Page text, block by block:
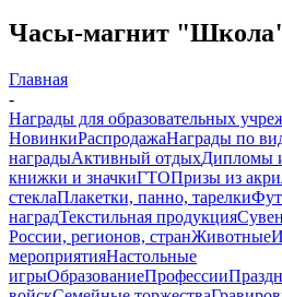
Часы-магнит "Школа"
Главная
-
Награды для образовательных
НовинкиРаспродажаНаграды по
наградыАктивный отдыхДипломы
книжки и значкиГТОПризы из
стеклаПлакетки, панно, тарелки
наградТекстильная продукция
России, регионов, странЖивотные
мероприятияНастольные
игрыОбразованиеПрофессии